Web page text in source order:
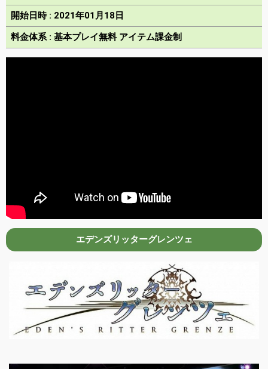
開始日時 : 2021年01月18日
料金体系 : 基本プレイ無料 アイテム課金制
エデンズリッターグレンツェ